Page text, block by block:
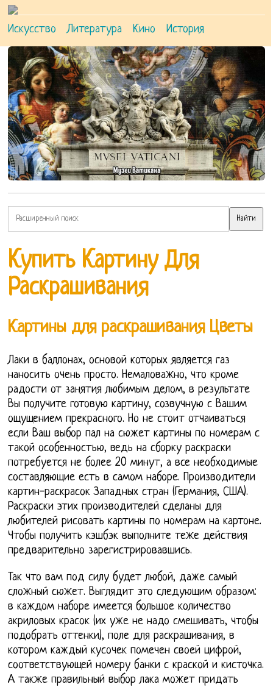
Искусство Литература Кино История
Купить Картину Для
Раскрашивания
Картины для раскрашивания Цветы
Лаки в баллонах, основой которых является газ
наносить очень просто. Немаловажно, что кроме
радости от занятия любимым делом, в результате
Вы получите готовую картину, созвучную с Вашим
ощущением прекрасного. Но не стоит отчаиваться
если Ваш выбор пал на сюжет картины по номерам с
такой особенностью, ведь на сборку раскраски
потребуется не более 20 минут, а все необходимые
составляющие есть в самом наборе. Производители
картин-раскрасок Западных стран (Германия, США).
Раскраски этих производителей сделаны для
любителей рисовать картины по номерам на картоне.
Чтобы получить кэшбэк выполните теже действия
предварительно зарегистрировавшись.
Так что вам под силу будет любой, даже самый
сложный сюжет. Выглядит это следующим образом:
в каждом наборе имеется большое количество
акриловых красок (их уже не надо смешивать, чтобы
подобрать оттенки), поле для раскрашивания, в
котором каждый кусочек помечен своей цифрой,
соответствующей номеру банки с краской и кисточка.
А также правильный выбор лака может придать